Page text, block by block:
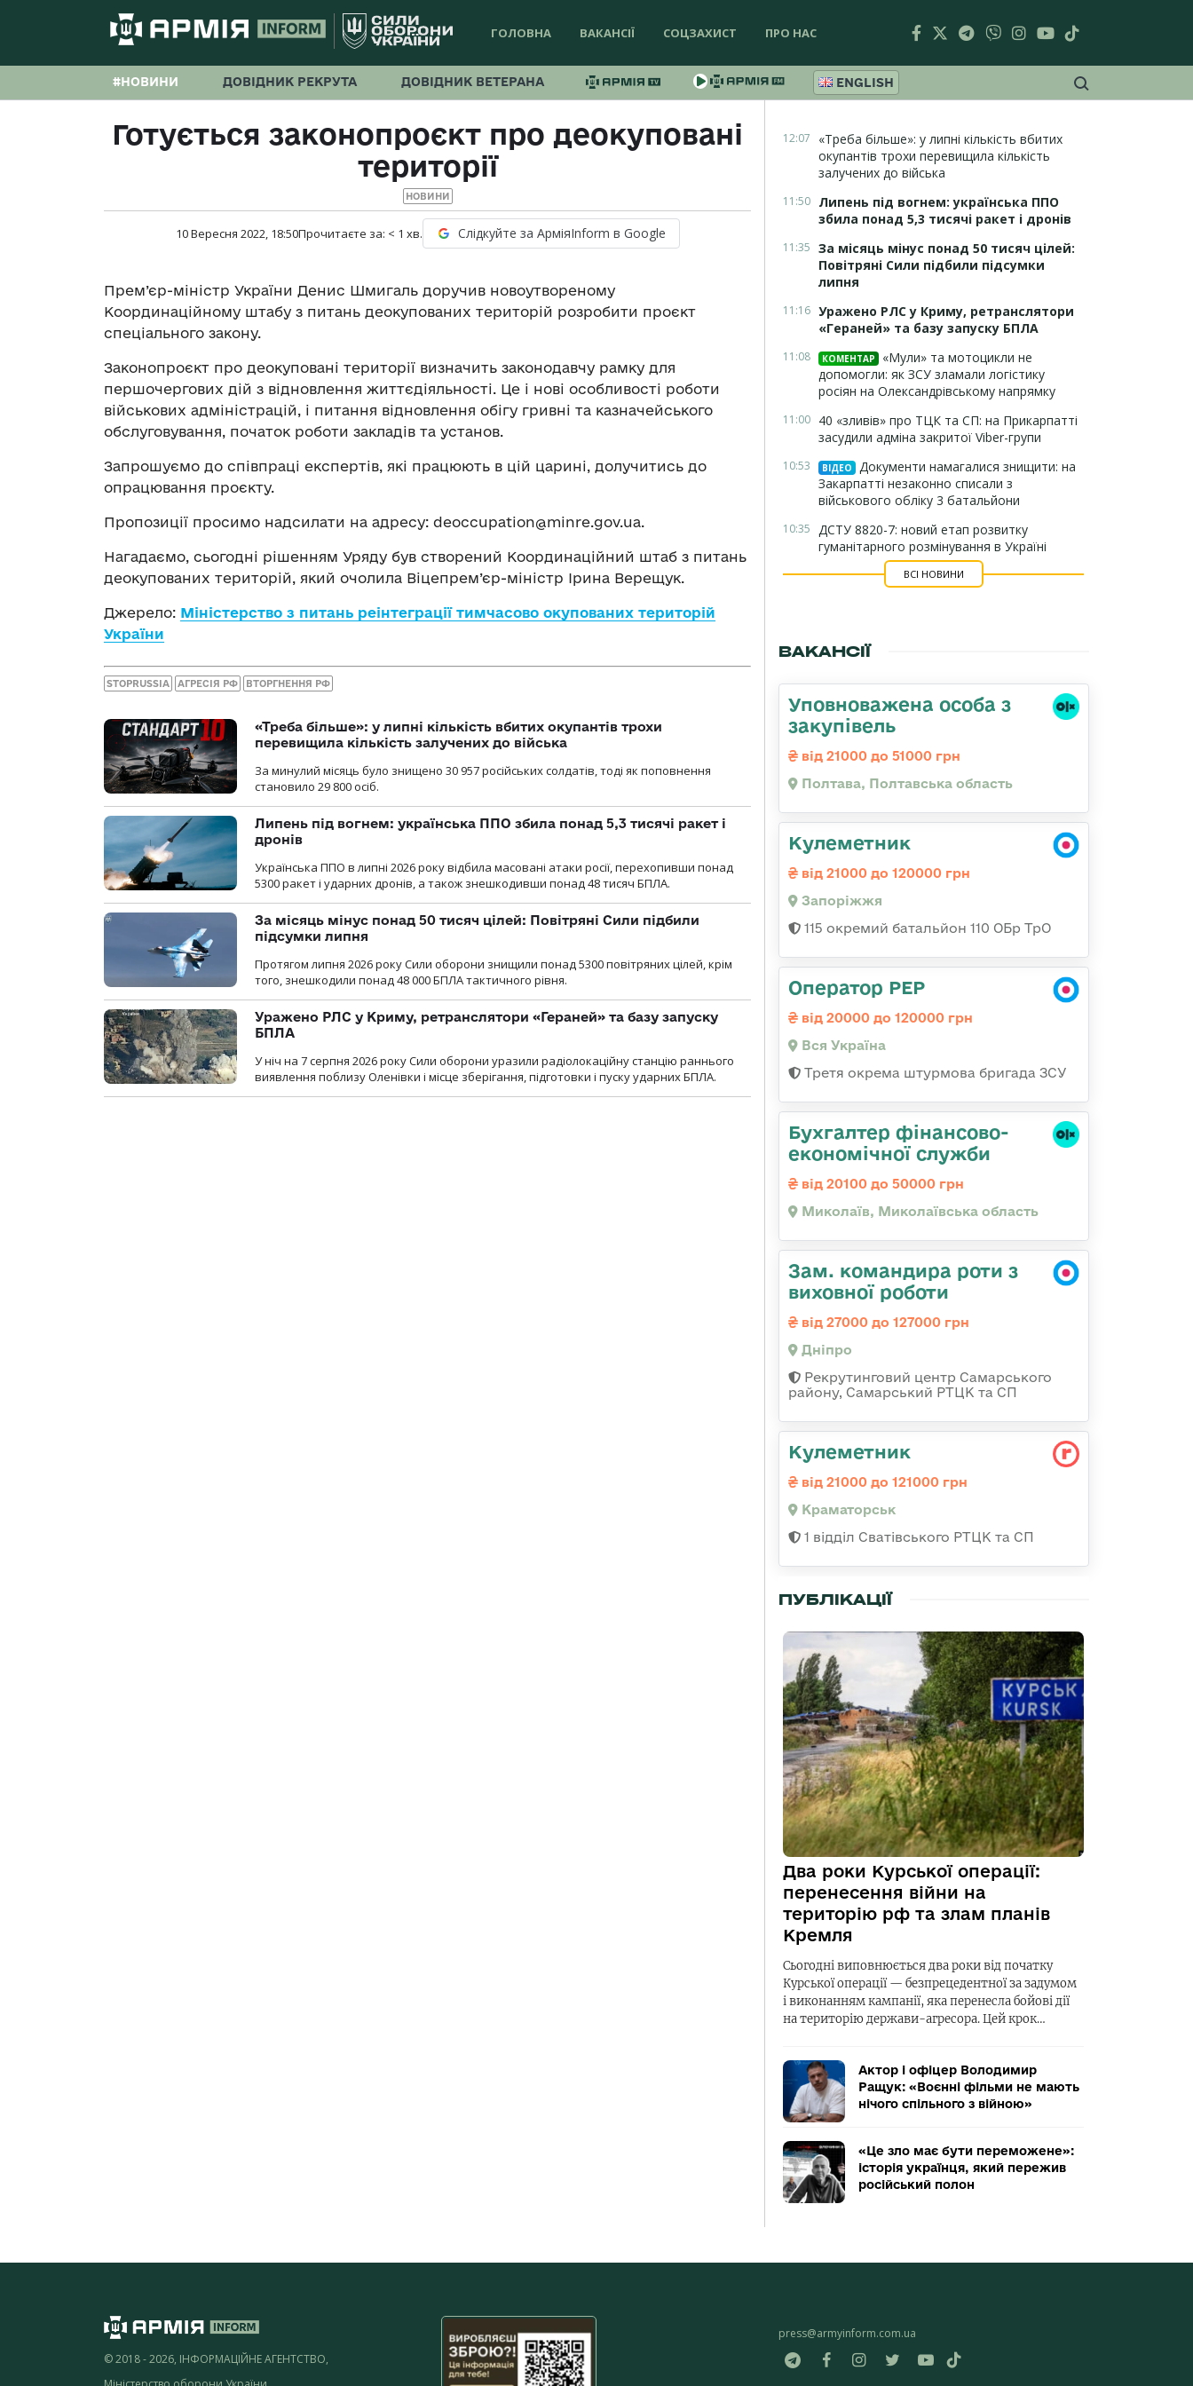
ГОЛОВНА ВАКАНСІЇ СОЦЗАХИСТ ПРО НАС
#НОВИНИ ДОВІДНИК РЕКРУТА ДОВІДНИК ВЕТЕРАНА ENGLISH
Готується законопроєкт про деокуповані
території
НОВИНИ
10 Вересня 2022, 18:50Прочитаєте за: < 1 хв. Слідкуйте за АрміяInform в Google
Прем’єр-міністр України Денис Шмигаль доручив новоутвореному
Координаційному штабу з питань деокупованих територій розробити проєкт
спеціального закону.
Законопроєкт про деокуповані території визначить законодавчу рамку для
першочергових дій з відновлення життєдіяльності. Це і нові особливості роботи
військових адміністрацій, і питання відновлення обігу гривні та казначейського
обслуговування, початок роботи закладів та установ.
Запрошуємо до співпраці експертів, які працюють в цій царині, долучитись до
опрацювання проєкту.
Пропозиції просимо надсилати на адресу: deoccupation@minre.gov.ua.
Нагадаємо, сьогодні рішенням Уряду був створений Координаційний штаб з питань
деокупованих територій, який очолила Віцепрем’єр-міністр Ірина Верещук.
Джерело: Міністерство з питань реінтеграції тимчасово окупованих територій
України
STOPRUSSIA АГРЕСІЯ РФ ВТОРГНЕННЯ РФ
«Треба більше»: у липні кількість вбитих окупантів трохи
перевищила кількість залучених до війська
За минулий місяць було знищено 30 957 російських солдатів, тоді як поповнення
становило 29 800 осіб.
Липень під вогнем: українська ППО збила понад 5,3 тисячі ракет і
дронів
Українська ППО в липні 2026 року відбила масовані атаки росії, перехопивши понад
5300 ракет і ударних дронів, а також знешкодивши понад 48 тисяч БПЛА.
За місяць мінус понад 50 тисяч цілей: Повітряні Сили підбили
підсумки липня
Протягом липня 2026 року Cили оборони знищили понад 5300 повітряних цілей, крім
того, знешкодили понад 48 000 БПЛА тактичного рівня.
Уражено РЛС у Криму, ретранслятори «Гераней» та базу запуску
БПЛА
У ніч на 7 серпня 2026 року Сили оборони уразили радіолокаційну станцію раннього
виявлення поблизу Оленівки і місце зберігання, підготовки і пуску ударних БПЛА.
12:07
«Треба більше»: у липні кількість вбитих
окупантів трохи перевищила кількість
залучених до війська
11:50 Липень під вогнем: українська ППО
збила понад 5,3 тисячі ракет і дронів
11:35 За місяць мінус понад 50 тисяч цілей:
Повітряні Сили підбили підсумки
липня
11:16 Уражено РЛС у Криму, ретранслятори
«Гераней» та базу запуску БПЛА
11:08 КОМЕНТАР
«Мули» та мотоцикли не
допомогли: як ЗСУ зламали логістику
росіян на Олександрівському напрямку
11:00 40 «зливів» про ТЦК та СП: на Прикарпатті
засудили адміна закритої Viber-групи
10:53 ВІДЕО
Документи намагалися знищити: на
Закарпатті незаконно списали з
військового обліку 3 батальйони
10:35 ДСТУ 8820-7: новий етап розвитку
гуманітарного розмінування в Україні
ВСІ НОВИНИ
ВАКАНСІЇ
Уповноважена особа з
закупівель
від 21000 до 51000 грн
Полтава, Полтавська область
Кулеметник
від 21000 до 120000 грн
Запоріжжя
115 окремий батальйон 110 ОБр ТрО
Оператор РЕР
від 20000 до 120000 грн
Вся Україна
Третя окрема штурмова бригада ЗСУ
Бухгалтер фінансово-
економічної служби
від 20100 до 50000 грн
Миколаїв, Миколаївська область
Зам. командира роти з
виховної роботи
від 27000 до 127000 грн
Дніпро
Рекрутинговий центр Самарського
району, Самарський РТЦК та СП
Кулеметник
від 21000 до 121000 грн
Краматорськ
1 відділ Сватівського РТЦК та СП
ПУБЛІКАЦІЇ
Два роки Курської операції:
перенесення війни на
територію рф та злам планів
Кремля
Сьогодні виповнюється два роки від початку
Курської операції — безпрецедентної за задумом
і виконанням кампанії, яка перенесла бойові дії
на територію держави-агресора. Цей крок…
Актор і офіцер Володимир
Ращук: «Воєнні фільми не мають
нічого спільного з війною»
«Це зло має бути переможене»:
історія українця, який пережив
російський полон
© 2018 - 2026, ІНФОРМАЦІЙНЕ АГЕНТСТВО,
press@armyinform.com.ua